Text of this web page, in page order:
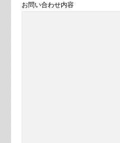
お問い合わせ内容